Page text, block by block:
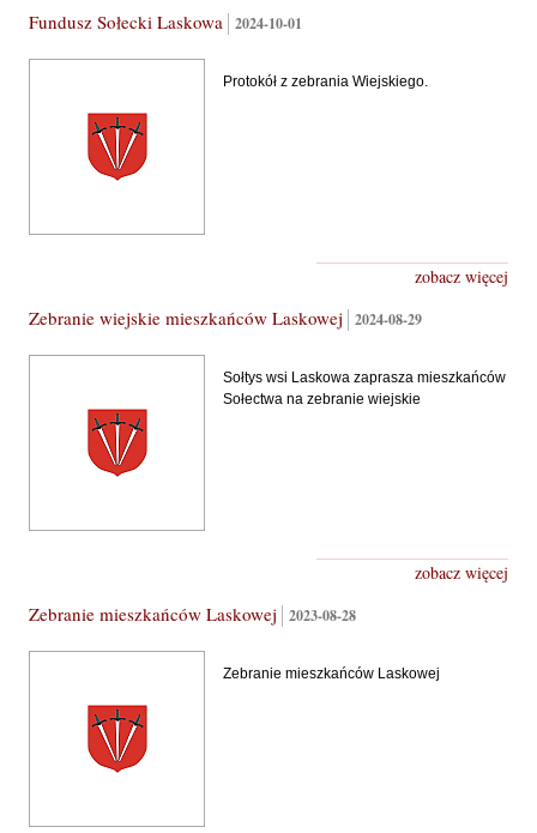
Fundusz Sołecki Laskowa 2024-10-01
Protokół z zebrania Wiejskiego.
zobacz więcej
Zebranie wiejskie mieszkańców Laskowej 2024-08-29
Sołtys wsi Laskowa zaprasza mieszkańców
Sołectwa na zebranie wiejskie
zobacz więcej
Zebranie mieszkańców Laskowej 2023-08-28
Zebranie mieszkańców Laskowej